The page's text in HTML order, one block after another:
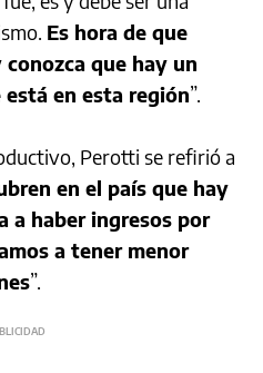
Es hora de que
que hay un
en esta región”.
Perotti se refirió a
en el país que hay
a haber ingresos por
a tener menor
”.